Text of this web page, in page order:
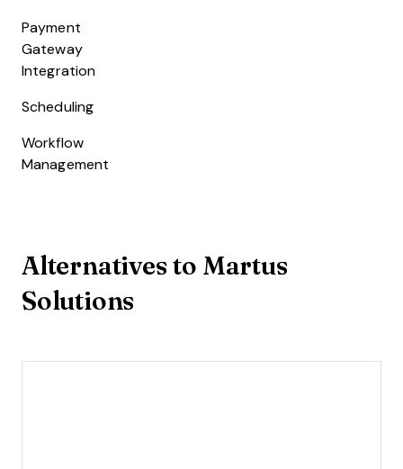
Payment
Gateway
Integration
Scheduling
Workflow
Management
Alternatives to Martus
Solutions